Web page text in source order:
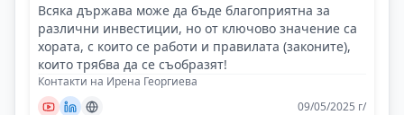
Всяка държава може да бъде благоприятна за
различни инвестиции, но от ключово значение са
хората, с които се работи и правилата (законите),
които трябва да се съобразят!
Контакти на Ирена Георгиева
09/05/2025 г/